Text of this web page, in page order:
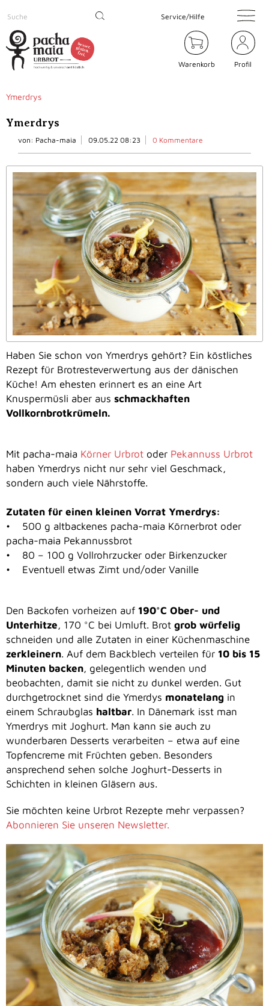
Service/Hilfe
Warenkorb Profil
Ymerdrys
Ymerdrys
von: Pacha-maia 09.05.22 08:23 0 Kommentare
Haben Sie schon von Ymerdrys gehört? Ein köstliches
Rezept für Brotresteverwertung aus der dänischen
Küche! Am ehesten erinnert es an eine Art
Knuspermüsli aber aus schmackhaften
Vollkornbrotkrümeln.
Mit pacha-maia Körner Urbrot oder Pekannuss Urbrot
haben Ymerdrys nicht nur sehr viel Geschmack,
sondern auch viele Nährstoffe.
Zutaten für einen kleinen Vorrat Ymerdrys:
• 500 g altbackenes pacha-maia Körnerbrot oder
pacha-maia Pekannussbrot
• 80 – 100 g Vollrohrzucker oder Birkenzucker
• Eventuell etwas Zimt und/oder Vanille
Den Backofen vorheizen auf 190°C Ober- und
Unterhitze, 170 °C bei Umluft. Brot grob würfelig
schneiden und alle Zutaten in einer Küchenmaschine
zerkleinern. Auf dem Backblech verteilen für 10 bis 15
Minuten backen, gelegentlich wenden und
beobachten, damit sie nicht zu dunkel werden. Gut
durchgetrocknet sind die Ymerdys monatelang in
einem Schraubglas haltbar. In Dänemark isst man
Ymerdrys mit Joghurt. Man kann sie auch zu
wunderbaren Desserts verarbeiten – etwa auf eine
Topfencreme mit Früchten geben. Besonders
ansprechend sehen solche Joghurt-Desserts in
Schichten in kleinen Gläsern aus.
Sie möchten keine Urbrot Rezepte mehr verpassen?
Abonnieren Sie unseren Newsletter.